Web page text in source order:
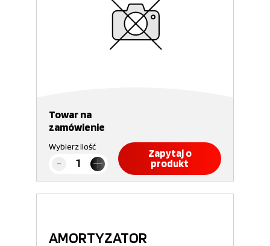
Towar na
zamówienie
Wybierz ilość
Zapytaj o
produkt
AMORTYZATOR